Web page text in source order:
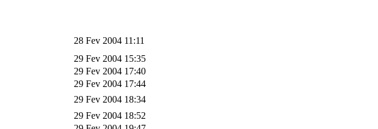
28 Fev 2004 11:11
29 Fev 2004 15:35
29 Fev 2004 17:40
29 Fev 2004 17:44
29 Fev 2004 18:34
29 Fev 2004 18:52